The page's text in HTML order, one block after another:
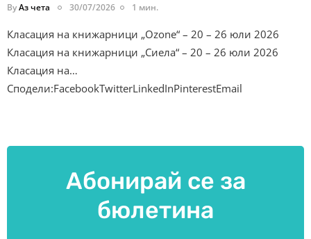
ByАз чета 30/07/2026 1 мин.
Класация на книжарници „Ozone“ – 20 – 26 юли 2026
Класация на книжарници „Сиела“ – 20 – 26 юли 2026
Класация на…
Сподели:FacebookTwitterLinkedInPinterestEmail
Абонирай се за
бюлетина